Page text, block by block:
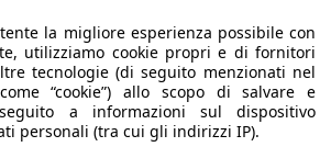
la migliore esperienza possibile con
utilizziamo cookie propri e di fornitori
tecnologie (di seguito menzionati nel
“cookie”) allo scopo di salvare e
a informazioni sul dispositivo
personali (tra cui gli indirizzi IP).